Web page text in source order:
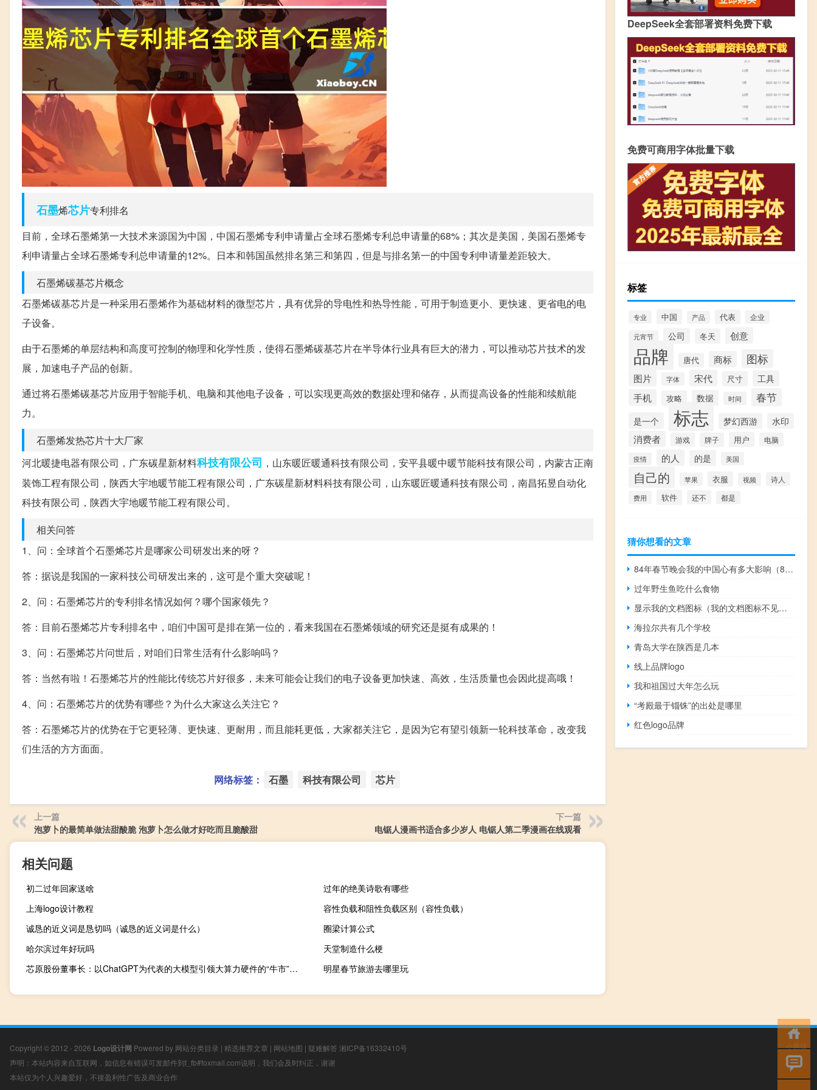
石墨烯芯片专利排名
目前，全球石墨烯第一大技术来源国为中国，中国石墨烯专利申请量占全球石墨烯专利总申请量的68%；其次是美国，美国石墨烯专
利申请量占全球石墨烯专利总申请量的12%。日本和韩国虽然排名第三和第四，但是与排名第一的中国专利申请量差距较大。
石墨烯碳基芯片概念
石墨烯碳基芯片是一种采用石墨烯作为基础材料的微型芯片，具有优异的导电性和热导性能，可用于制造更小、更快速、更省电的电
子设备。
由于石墨烯的单层结构和高度可控制的物理和化学性质，使得石墨烯碳基芯片在半导体行业具有巨大的潜力，可以推动芯片技术的发
展，加速电子产品的创新。
通过将石墨烯碳基芯片应用于智能手机、电脑和其他电子设备，可以实现更高效的数据处理和储存，从而提高设备的性能和续航能
力。
石墨烯发热芯片十大厂家
河北暖捷电器有限公司，广东碳星新材料科技有限公司 ，山东暖匠暖通科技有限公司，安平县暖中暖节能科技有限公司，内蒙古正南
装饰工程有限公司，陕西大宇地暖节能工程有限公司，广东碳星新材料科技有限公司，山东暖匠暖通科技有限公司，南昌拓昱自动化
科技有限公司，陕西大宇地暖节能工程有限公司。
相关问答
1、问：全球首个石墨烯芯片是哪家公司研发出来的呀？
答：据说是我国的一家科技公司研发出来的，这可是个重大突破呢！
2、问：石墨烯芯片的专利排名情况如何？哪个国家领先？
答：目前石墨烯芯片专利排名中，咱们中国可是排在第一位的，看来我国在石墨烯领域的研究还是挺有成果的！
3、问：石墨烯芯片问世后，对咱们日常生活有什么影响吗？
答：当然有啦！石墨烯芯片的性能比传统芯片好很多，未来可能会让我们的电子设备更加快速、高效，生活质量也会因此提高哦！
4、问：石墨烯芯片的优势有哪些？为什么大家这么关注它？
答：石墨烯芯片的优势在于它更轻薄、更快速、更耐用，而且能耗更低，大家都关注它，是因为它有望引领新一轮科技革命，改变我
们生活的方方面面。
网络标签： 石墨 科技有限公司 芯片
上一篇
泡萝卜的最简单做法甜酸脆 泡萝卜怎么做才好吃而且脆酸甜
下一篇
电锯人漫画书适合多少岁人 电锯人第二季漫画在线观看
相关问题
初二过年回家送啥
过年的绝美诗歌有哪些
上海logo设计教程
容性负载和阻性负载区别（容性负载）
诚恳的近义词是恳切吗（诚恳的近义词是什么）
圈梁计算公式
哈尔滨过年好玩吗
天堂制造什么梗
芯原股份董事长：以ChatGPT为代表的大模型引领大算力硬件的“牛市”最晚在2026年到来
明星春节旅游去哪里玩
DeepSeek全套部署资料免费下载
免费可商用字体批量下载
标签
专业 中国 产品 代表 企业
元宵节 公司 冬天 创意
品牌 唐代 商标 图标
图片 字体 宋代 尺寸 工具
手机 攻略 数据 时间 春节
是一个 标志 梦幻西游 水印
消费者 游戏 牌子 用户 电脑
疫情 的人 的是 美国
自己的 苹果 衣服 视频 诗人
费用 软件 还不 都是
猜你想看的文章
84年春节晚会我的中国心有多大影响（84年春节晚会）
过年野生鱼吃什么食物
显示我的文档图标（我的文档图标不见了）
海拉尔共有几个学校
青岛大学在陕西是几本
线上品牌logo
我和祖国过大年怎么玩
“考殿最于锱铢”的出处是哪里
红色logo品牌
Copyright © 2012 - 2026 Logo设计网 Powered by 网站分类目录 | 精选推荐文章 | 网站地图 | 疑难解答 湘ICP备16332410号
声明：本站内容来自互联网，如信息有错误可发邮件到f_fb#foxmail.com说明，我们会及时纠正，谢谢
本站仅为个人兴趣爱好，不接盈利性广告及商业合作
小男孩